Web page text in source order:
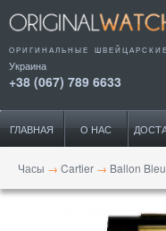
ОРИГИНАЛЬНЫЕ
Украина
+38 (067) 789 6633
ГЛАВНАЯ О НАС
Часы → Cartier → Ballon
Ballon Bleu de Cartier